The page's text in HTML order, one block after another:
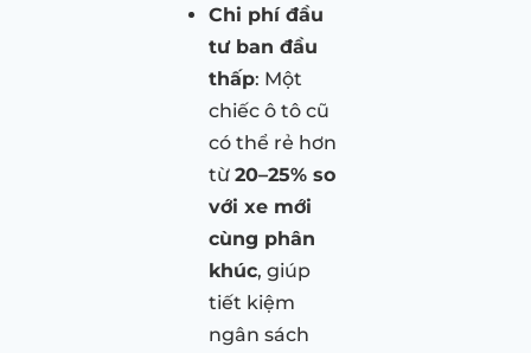
Chi phí đầu
tư ban đầu
thấp: Một
chiếc ô tô cũ
có thể rẻ hơn
từ 20–25% so
với xe mới
cùng phân
khúc, giúp
tiết kiệm
ngân sách